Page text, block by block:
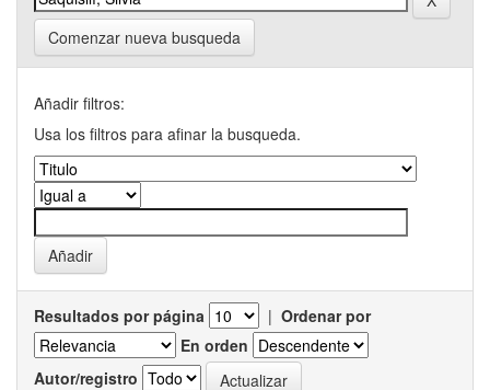
Comenzar nueva busqueda
Añadir filtros:
Usa los filtros para afinar la busqueda.
Resultados por página | Ordenar por
En orden
Autor/registro